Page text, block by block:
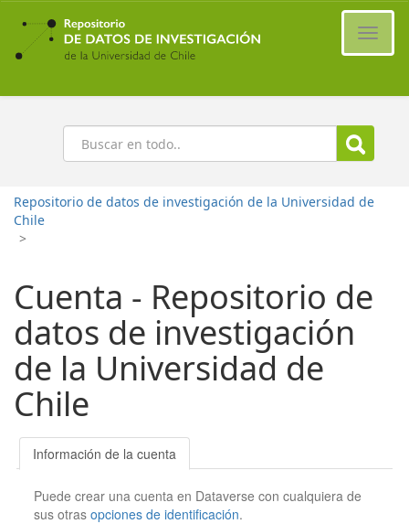
Ir
contenido
principal
Buscar
Repositorio de datos de investigación de la Universidad de
Chile
>
Cuenta - Repositorio de
datos de investigación
de la Universidad de
Chile
Información de la cuenta
Puede crear una cuenta en Dataverse con cualquiera de
sus otrasopciones de identificación.